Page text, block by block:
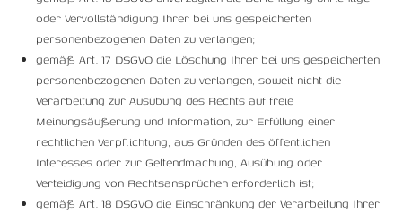
oder Vervollständigung Ihrer bei uns gespeicherten
personenbezogenen Daten zu verlangen;
gemäß Art. 17 DSGVO die Löschung Ihrer bei uns gespeicherten
personenbezogenen Daten zu verlangen, soweit nicht die
Verarbeitung zur Ausübung des Rechts auf freie
Meinungsäußerung und Information, zur Erfüllung einer
rechtlichen Verpflichtung, aus Gründen des öffentlichen
Interesses oder zur Geltendmachung, Ausübung oder
Verteidigung von Rechtsansprüchen erforderlich ist;
gemäß Art. 18 DSGVO die Einschränkung der Verarbeitung Ihrer